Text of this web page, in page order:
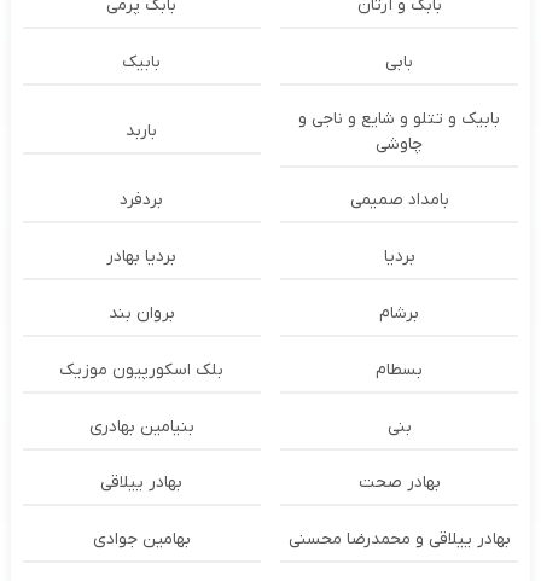
بابک و آرتان بابک پرمی
بابی بابیک
بابیک و تتلو و شایع و ناجی و
چاوشی
باربد
بامداد صمیمی بردفرد
بردیا بردیا بهادر
برشام بروان بند
بسطام بلک اسکورپیون موزیک
بنی بنیامین بهادری
بهادر صحت بهادر ییلاقی
بهادر ییلاقی و محمدرضا محسنی بهامین جوادی